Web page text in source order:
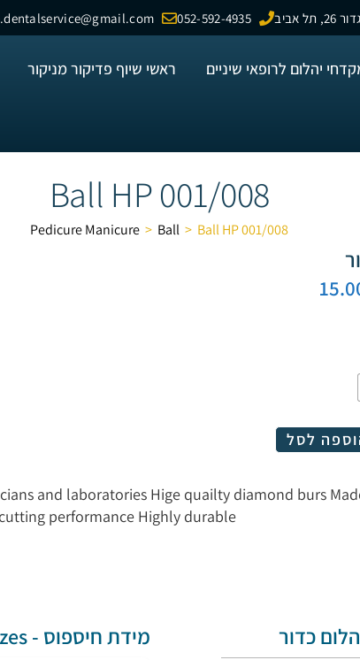
אביב 052-592-4935
יהלום לרופאי שיניים ראשי שיוף פדיקור מניקור
Ball HP 001/008
Pedicure Manicure > Ball > Ball HP 001/008
לסל
and laboratories Hige quailty diamond burs
performance Highly durable
כדור מידת חיספוס - Grit Sizes